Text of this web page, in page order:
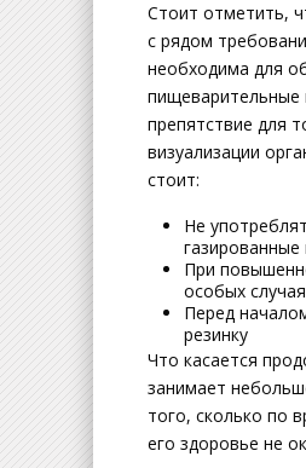
Стоит отметить,
с рядом
необходима для
пищеварительные
препятствие для
визуализации
стоит:
Не
При
особых
Перед
резинку
Что касается
занимает
того, сколько по
его здоровье не